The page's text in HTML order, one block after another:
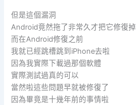
但是這個漏洞
Android竟然拖了非常久才把它修復掉
而在Android修復之前
我就已經跳槽跳到iPhone去啦
因為我實際下載過那個軟體
實際測試過真的可以
當然啦這些問題早就被修復了
因為畢竟是十幾年前的事情啦